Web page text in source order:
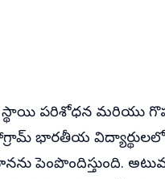
పరిశోధన మరియు
భారతీయ
పెంపొందిస్తుంది.